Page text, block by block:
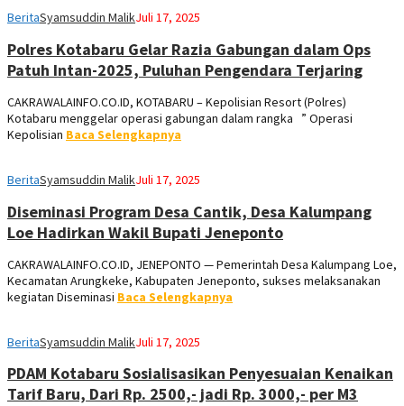
BeritaSyamsuddin MalikJuli 17, 2025
Polres Kotabaru Gelar Razia Gabungan dalam Ops
Patuh Intan-2025, Puluhan Pengendara Terjaring
CAKRAWALAINFO.CO.ID, KOTABARU – Kepolisian Resort (Polres)
Kotabaru menggelar operasi gabungan dalam rangka ” Operasi
Kepolisian Baca Selengkapnya
BeritaSyamsuddin MalikJuli 17, 2025
Diseminasi Program Desa Cantik, Desa Kalumpang
Loe Hadirkan Wakil Bupati Jeneponto
CAKRAWALAINFO.CO.ID, JENEPONTO — Pemerintah Desa Kalumpang Loe,
Kecamatan Arungkeke, Kabupaten Jeneponto, sukses melaksanakan
kegiatan Diseminasi Baca Selengkapnya
BeritaSyamsuddin MalikJuli 17, 2025
PDAM Kotabaru Sosialisasikan Penyesuaian Kenaikan
Tarif Baru, Dari Rp. 2500,- jadi Rp. 3000,- per M3